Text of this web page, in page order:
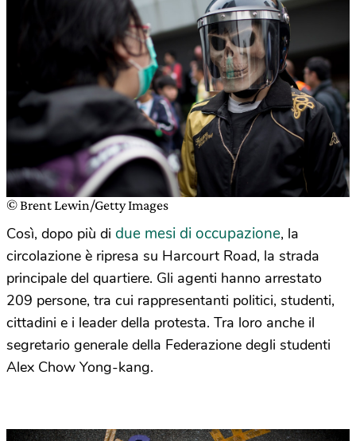
© Brent Lewin/Getty Images
Così, dopo più di due mesi di occupazione, la
circolazione è ripresa su Harcourt Road, la strada
principale del quartiere. Gli agenti hanno arrestato
209 persone, tra cui rappresentanti politici, studenti,
cittadini e i leader della protesta. Tra loro anche il
segretario generale della Federazione degli studenti
Alex Chow Yong-kang.